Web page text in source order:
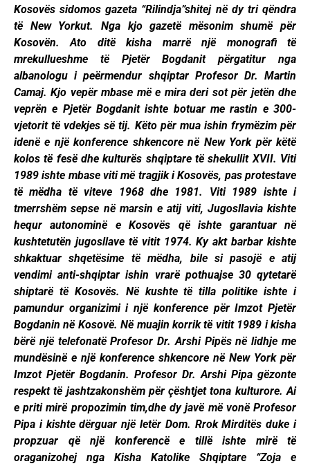
Kosovës sidomos gazeta “Rilindja”shitej në dy tri qëndra
të New Yorkut. Nga kjo gazetë mësonim shumë për
Kosovën. Ato ditë kisha marrë një monografi të
mrekullueshme të Pjetër Bogdanit përgatitur nga
albanologu i peërmendur shqiptar Profesor Dr. Martin
Camaj. Kjo vepër mbase më e mira deri sot për jetën dhe
veprën e Pjetër Bogdanit ishte botuar me rastin e 300-
vjetorit të vdekjes së tij. Këto për mua ishin frymëzim për
idenë e një konference shkencore në New York për këtë
kolos të fesë dhe kulturës shqiptare të shekullit XVII. Viti
1989 ishte mbase viti më tragjik i Kosovës, pas protestave
të mëdha të viteve 1968 dhe 1981. Viti 1989 ishte i
tmerrshëm sepse në marsin e atij viti, Jugosllavia kishte
hequr autonominë e Kosovës që ishte garantuar në
kushtetutën jugosllave të vitit 1974. Ky akt barbar kishte
shkaktuar shqetësime të mëdha, bile si pasojë e atij
vendimi anti-shqiptar ishin vrarë pothuajse 30 qytetarë
shiptarë të Kosovës. Në kushte të tilla politike ishte i
pamundur organizimi i një konference për Imzot Pjetër
Bogdanin në Kosovë. Në muajin korrik të vitit 1989 i kisha
bërë një telefonatë Profesor Dr. Arshi Pipës në lidhje me
mundësinë e një konference shkencore në New York për
Imzot Pjetër Bogdanin. Profesor Dr. Arshi Pipa gëzonte
respekt të jashtzakonshëm për çështjet tona kulturore. Ai
e priti mirë propozimin tim,dhe dy javë më vonë Profesor
Pipa i kishte dërguar një letër Dom. Rrok Mirditës duke i
propzuar që një konferencë e tillë ishte mirë të
oraganizohej nga Kisha Katolike Shqiptare “Zoja e